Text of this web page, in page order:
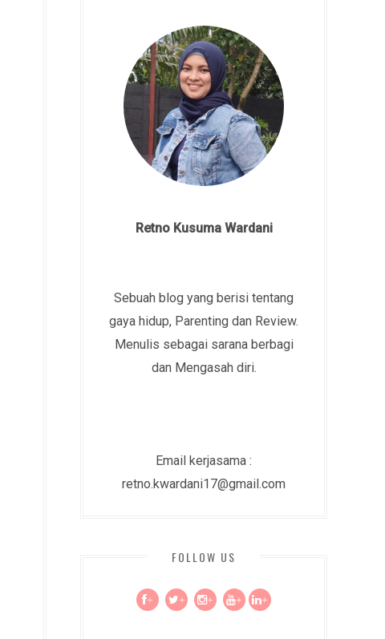
Retno Kusuma Wardani
Sebuah blog yang berisi tentang
gaya hidup, Parenting dan Review.
Menulis sebagai sarana berbagi
dan Mengasah diri.
Email kerjasama :
retno.kwardani17@gmail.com
FOLLOW US
+ + + + +